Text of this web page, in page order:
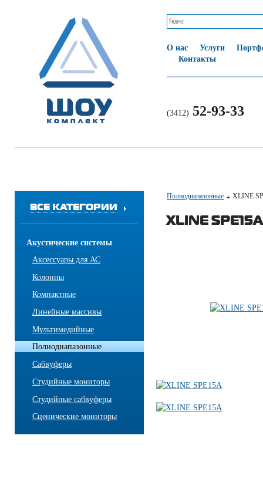
О нас Услуги
Контакты
(3412) 52-93-33
ВСЕ КАТЕГОРИИ
Акустические системы
Аксессуары для АС
Колонны
Компактные
Линейные массивы
Мультимедийные
Полнодиапазонные
Сабвуферы
Студийные мониторы
Студийные сабвуферы
Сценические мониторы
Полнодиапазонные XLINE
XLINE SPE15A